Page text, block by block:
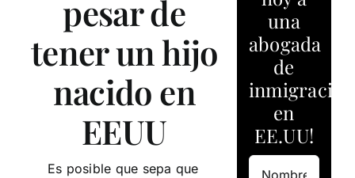
pesar de
tener un hijo
nacido en
EEUU
Es posible que sepa que
una
abogada
de
inmigración
en
EE.UU!